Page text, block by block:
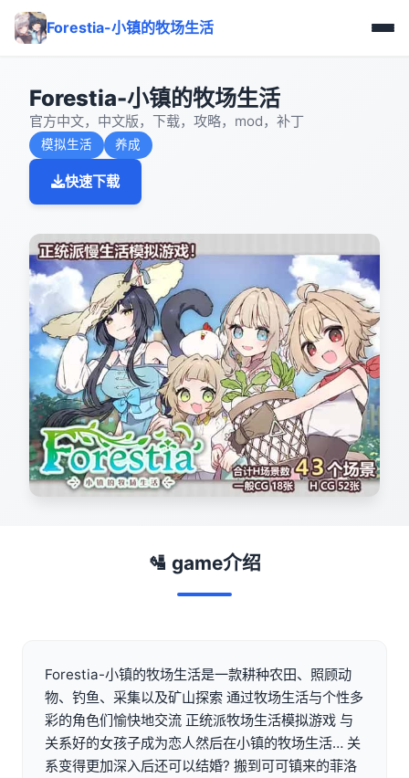
Forestia-小镇的牧场生活
Forestia-小镇的牧场生活
官方中文，中文版，下载，攻略，mod，补丁
模拟生活 养成
快速下载
🛂 game介绍
Forestia-小镇的牧场生活是一款耕种农田、照顾动
物、钓鱼、采集以及矿山探索 通过牧场生活与个性多
彩的角色们愉快地交流 正统派牧场生活模拟游戏 与
关系好的女孩子成为恋人然后在小镇的牧场生活… 关
系变得更加深入后还可以结婚? 搬到可可镇来的菲洛